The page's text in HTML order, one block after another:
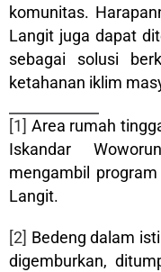
komunitas.
Langit juga dapat
sebagai solusi
ketahanan iklim
[1] Area rumah
Iskandar
mengambil
Langit.
[2] Bedeng dalam
digemburkan,